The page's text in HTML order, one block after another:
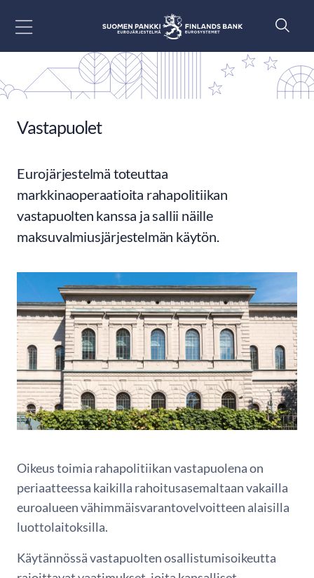
Vastapuolet
Eurojärjestelmä toteuttaa
markkinaoperaatioita rahapolitiikan
vastapuolten kanssa ja sallii näille
maksuvalmiusjärjestelmän käytön.
Oikeus toimia rahapolitiikan vastapuolena on
periaatteessa kaikilla rahoitusasemaltaan vakailla
euroalueen vähimmäisvarantovelvoitteen alaisilla
luottolaitoksilla.
Käytännössä vastapuolten osallistumisoikeutta